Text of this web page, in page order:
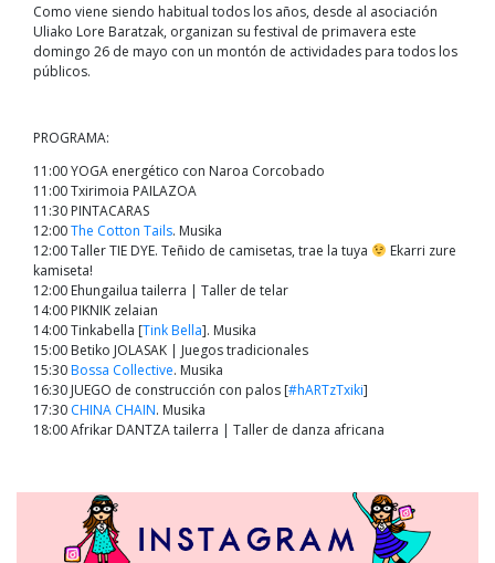
Como viene siendo habitual todos los años, desde al asociación
Uliako Lore Baratzak, organizan su festival de primavera este
domingo 26 de mayo con un montón de actividades para todos los
públicos.
PROGRAMA:
11:00 YOGA energético con Naroa Corcobado
11:00 Txirimoia PAILAZOA
11:30 PINTACARAS
12:00The Cotton Tails. Musika
12:00 Taller TIE DYE. Teñido de camisetas, trae la tuya
Ekarri zure
kamiseta!
12:00 Ehungailua tailerra | Taller de telar
14:00 PIKNIK zelaian
14:00 Tinkabella [Tink Bella]. Musika
15:00 Betiko JOLASAK | Juegos tradicionales
15:30Bossa Collective. Musika
16:30 JUEGO de construcción con palos [#hARTzTxiki]
17:30 CHINA CHAIN. Musika
18:00 Afrikar DANTZA tailerra | Taller de danza africana